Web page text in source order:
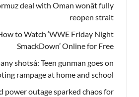
deal with Oman wonât fully
reopen strait
to Watch ‘WWE Friday Night
SmackDown’ Online for Free
shotsâ: Teen gunman goes on
rampage at home and school
power outage sparked chaos for